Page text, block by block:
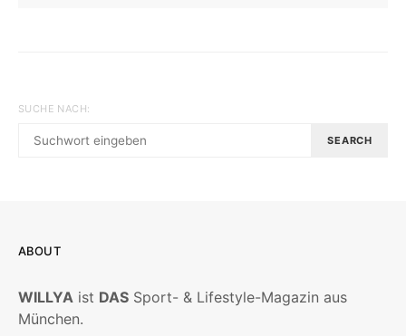
SUCHE NACH:
SEARCH
ABOUT
WILLYA ist DAS Sport- & Lifestyle-Magazin aus
München.